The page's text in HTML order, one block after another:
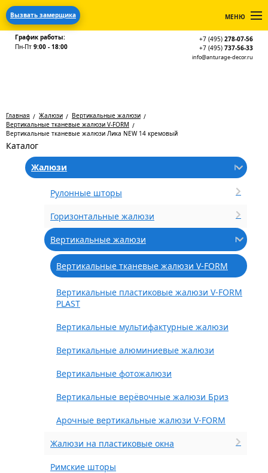
Вызвать замерщика МЕНЮ
График работы:
Пн-Пт 9:00 - 18:00
+7 (495) 278-07-56
+7 (495) 737-56-33
info@anturage-decor.ru
Главная Жалюзи
Вертикальные жалюзи
Вертикальные тканевые жалюзи V-FORM
Вертикальные тканевые жалюзи Лика NEW 14 кремовый
Каталог
Жалюзи
Рулонные шторы
Горизонтальные жалюзи
Вертикальные жалюзи
Вертикальные тканевые жалюзи V-FORM
Вертикальные пластиковые жалюзи V-FORM
PLAST
Вертикальные мультифактурные жалюзи
Вертикальные алюминиевые жалюзи
Вертикальные фотожалюзи
Вертикальные верёвочные жалюзи Бриз
Арочные вертикальные жалюзи V-FORM
Жалюзи на пластиковые окна
Римские шторы